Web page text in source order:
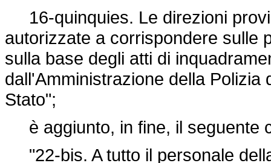
16-quinquies. Le direzioni
autorizzate a corrispondere sulle
sulla base degli atti di
dall'Amministrazione della
Stato";
è aggiunto, in fine, il seguente
"22-bis. A tutto il personale